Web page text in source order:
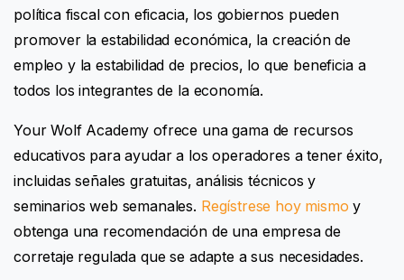
política fiscal con eficacia, los gobiernos pueden
promover la estabilidad económica, la creación de
empleo y la estabilidad de precios, lo que beneficia a
todos los integrantes de la economía.
Your Wolf Academy ofrece una gama de recursos
educativos para ayudar a los operadores a tener éxito,
incluidas señales gratuitas, análisis técnicos y
seminarios web semanales. Regístrese hoy mismo y
obtenga una recomendación de una empresa de
corretaje regulada que se adapte a sus necesidades.